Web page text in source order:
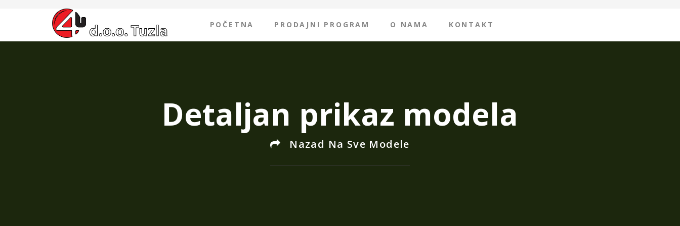
POČETNA PRODAJNI PROGRAM O NAMA KONTAKT
Detaljan prikaz modela
Nazad Na Sve Modele